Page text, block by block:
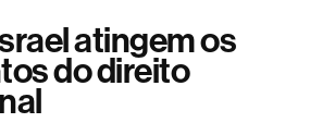
atingem os
do direito